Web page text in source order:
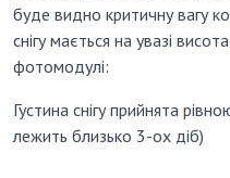
буде видно критичну вагу
снігу мається на увазі
фотомодулі:
Густина снігу прийнята
лежить близько 3-ох діб)